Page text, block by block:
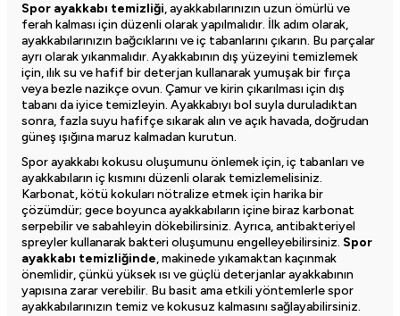
Spor ayakkabı temizliği, ayakkabılarınızın uzun ömürlü ve
ferah kalması için düzenli olarak yapılmalıdır. İlk adım olarak,
ayakkabılarınızın bağcıklarını ve iç tabanlarını çıkarın. Bu parçalar
ayrı olarak yıkanmalıdır. Ayakkabının dış yüzeyini temizlemek
için, ılık su ve hafif bir deterjan kullanarak yumuşak bir fırça
veya bezle nazikçe ovun. Çamur ve kirin çıkarılması için dış
tabanı da iyice temizleyin. Ayakkabıyı bol suyla duruladıktan
sonra, fazla suyu hafifçe sıkarak alın ve açık havada, doğrudan
güneş ışığına maruz kalmadan kurutun.
Spor ayakkabı kokusu oluşumunu önlemek için, iç tabanları ve
ayakkabıların iç kısmını düzenli olarak temizlemelisiniz.
Karbonat, kötü kokuları nötralize etmek için harika bir
çözümdür; gece boyunca ayakkabıların içine biraz karbonat
serpebilir ve sabahleyin dökebilirsiniz. Ayrıca, antibakteriyel
spreyler kullanarak bakteri oluşumunu engelleyebilirsiniz. Spor
ayakkabı temizliğinde, makinede yıkamaktan kaçınmak
önemlidir, çünkü yüksek ısı ve güçlü deterjanlar ayakkabının
yapısına zarar verebilir. Bu basit ama etkili yöntemlerle spor
ayakkabılarınızın temiz ve kokusuz kalmasını sağlayabilirsiniz.